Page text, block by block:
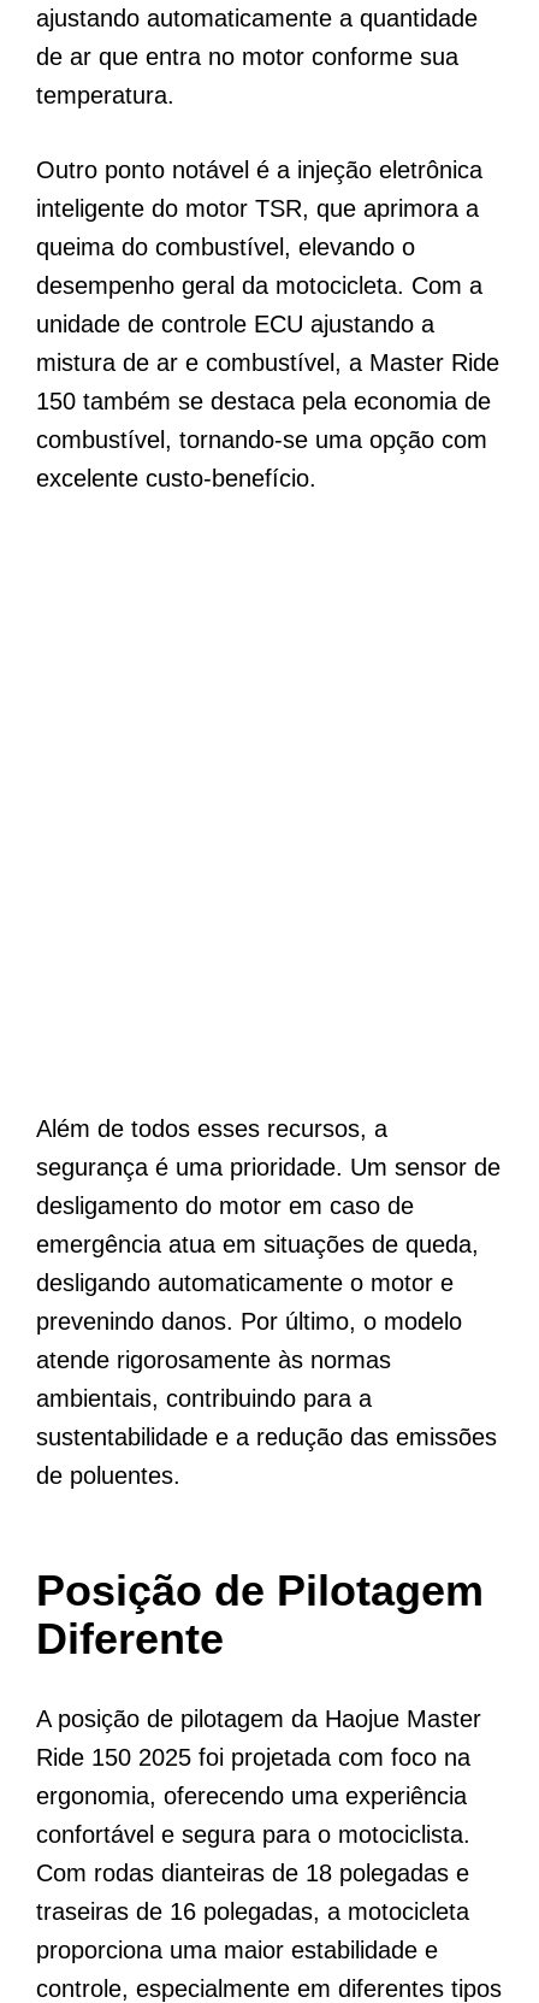
ajustando automaticamente a quantidade
de ar que entra no motor conforme sua
temperatura.
Outro ponto notável é a injeção eletrônica
inteligente do motor TSR, que aprimora a
queima do combustível, elevando o
desempenho geral da motocicleta. Com a
unidade de controle ECU ajustando a
mistura de ar e combustível, a Master Ride
150 também se destaca pela economia de
combustível, tornando-se uma opção com
excelente custo-benefício.
Além de todos esses recursos, a
segurança é uma prioridade. Um sensor de
desligamento do motor em caso de
emergência atua em situações de queda,
desligando automaticamente o motor e
prevenindo danos. Por último, o modelo
atende rigorosamente às normas
ambientais, contribuindo para a
sustentabilidade e a redução das emissões
de poluentes.
Posição de Pilotagem
Diferente
A posição de pilotagem da Haojue Master
Ride 150 2025 foi projetada com foco na
ergonomia, oferecendo uma experiência
confortável e segura para o motociclista.
Com rodas dianteiras de 18 polegadas e
traseiras de 16 polegadas, a motocicleta
proporciona uma maior estabilidade e
controle, especialmente em diferentes tipos